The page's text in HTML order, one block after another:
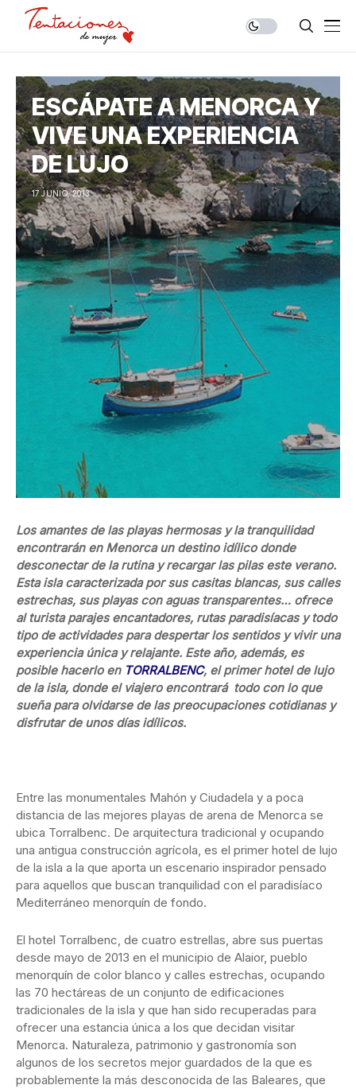
ESCÁPATE A MENORCA Y
VIVE UNA EXPERIENCIA
DE LUJO
17 JUNIO, 2013
Los amantes de las playas hermosas y la tranquilidad
encontrarán en Menorca un destino idílico donde
desconectar de la rutina y recargar las pilas este verano.
Esta isla caracterizada por sus casitas blancas, sus calles
estrechas, sus playas con aguas transparentes… ofrece
al turista parajes encantadores, rutas paradisíacas y todo
tipo de actividades para despertar los sentidos y vivir una
experiencia única y relajante. Este año, además, es
posible hacerlo en TORRALBENC, el primer hotel de lujo
de la isla, donde el viajero encontrará todo con lo que
sueña para olvidarse de las preocupaciones cotidianas y
disfrutar de unos días idílicos.
Entre las monumentales Mahón y Ciudadela y a poca
distancia de las mejores playas de arena de Menorca se
ubica Torralbenc. De arquitectura tradicional y ocupando
una antigua construcción agrícola, es el primer hotel de lujo
de la isla a la que aporta un escenario inspirador pensado
para aquellos que buscan tranquilidad con el paradisíaco
Mediterráneo menorquín de fondo.
El hotel Torralbenc, de cuatro estrellas, abre sus puertas
desde mayo de 2013 en el municipio de Alaior, pueblo
menorquín de color blanco y calles estrechas, ocupando
las 70 hectáreas de un conjunto de edificaciones
tradicionales de la isla y que han sido recuperadas para
ofrecer una estancia única a los que decidan visitar
Menorca. Naturaleza, patrimonio y gastronomía son
algunos de los secretos mejor guardados de la que es
probablemente la más desconocida de las Baleares, que